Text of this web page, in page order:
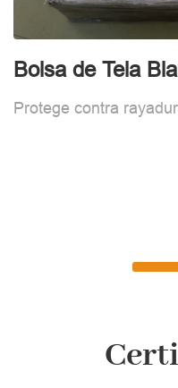
Bolsa de Tela
Protege contra